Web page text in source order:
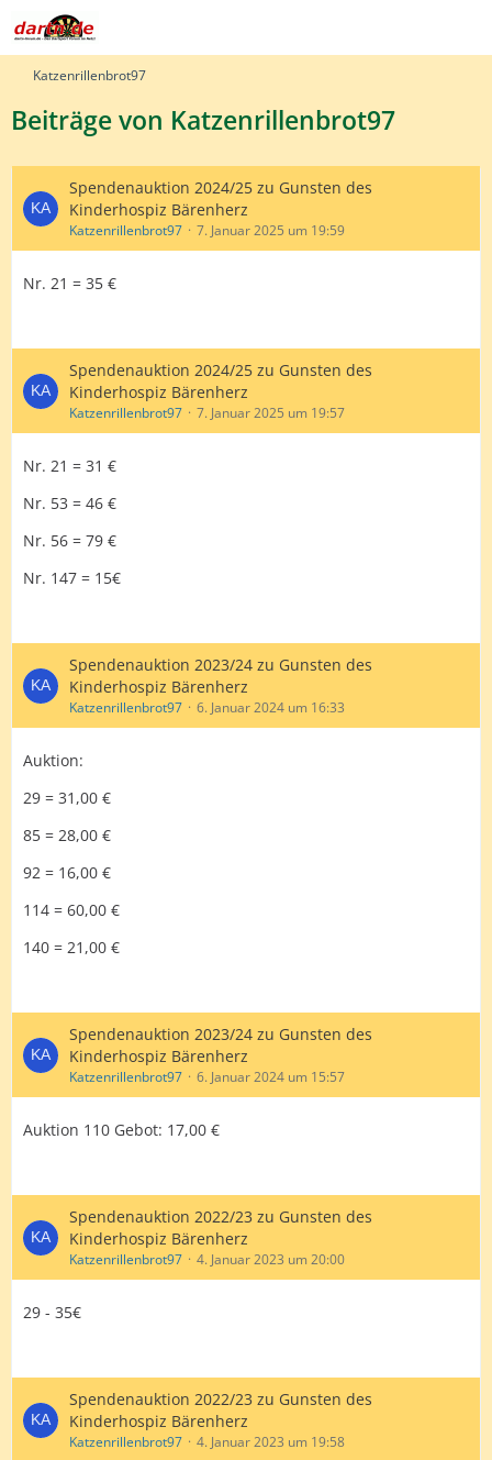
Katzenrillenbrot97
Beiträge von Katzenrillenbrot97
Spendenauktion 2024/25 zu Gunsten des
Kinderhospiz Bärenherz
Katzenrillenbrot97 7. Januar 2025 um 19:59
Nr. 21 = 35 €
Spendenauktion 2024/25 zu Gunsten des
Kinderhospiz Bärenherz
Katzenrillenbrot97 7. Januar 2025 um 19:57
Nr. 21 = 31 €
Nr. 53 = 46 €
Nr. 56 = 79 €
Nr. 147 = 15€
Spendenauktion 2023/24 zu Gunsten des
Kinderhospiz Bärenherz
Katzenrillenbrot97 6. Januar 2024 um 16:33
Auktion:
29 = 31,00 €
85 = 28,00 €
92 = 16,00 €
114 = 60,00 €
140 = 21,00 €
Spendenauktion 2023/24 zu Gunsten des
Kinderhospiz Bärenherz
Katzenrillenbrot97 6. Januar 2024 um 15:57
Auktion 110 Gebot: 17,00 €
Spendenauktion 2022/23 zu Gunsten des
Kinderhospiz Bärenherz
Katzenrillenbrot97 4. Januar 2023 um 20:00
29 - 35€
Spendenauktion 2022/23 zu Gunsten des
Kinderhospiz Bärenherz
Katzenrillenbrot97 4. Januar 2023 um 19:58